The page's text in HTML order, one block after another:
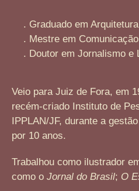
. Graduado em
. Mestre em
. Doutor em Jornalismo e
Veio para Juiz de Fora, em
recém-criado Instituto de
IPPLAN/JF, durante a
por 10 anos.
Trabalhou como ilustrador
como o Jornal do Brasil; O